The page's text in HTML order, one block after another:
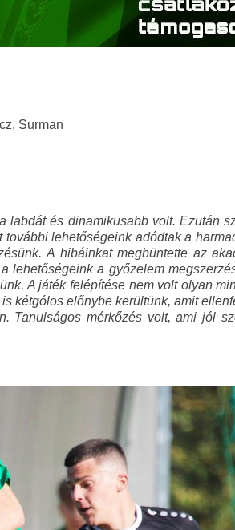
Surman
és dinamikusabb volt. Ezután
lehetőségeink adódtak a
A hibáinkat megbüntette az
a győzelem
A játék felépítése nem volt olyan
kétgólos előnybe kerültünk, amit
Tanulságos mérkőzés volt, ami jól